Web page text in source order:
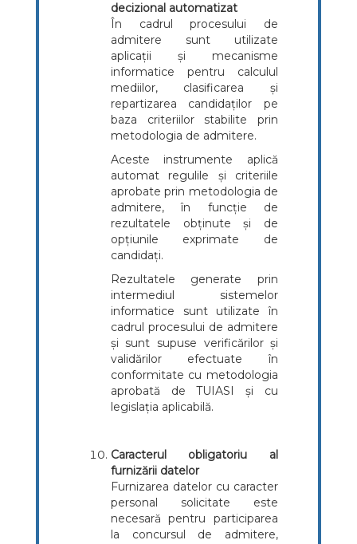
decizional automatizat
În cadrul procesului de
admitere sunt utilizate
aplicații și mecanisme
informatice pentru calculul
mediilor, clasificarea și
repartizarea candidaților pe
baza criteriilor stabilite prin
metodologia de admitere.
Aceste instrumente aplică
automat regulile și criteriile
aprobate prin metodologia de
admitere, în funcție de
rezultatele obținute și de
opțiunile exprimate de
candidați.
Rezultatele generate prin
intermediul sistemelor
informatice sunt utilizate în
cadrul procesului de admitere
și sunt supuse verificărilor și
validărilor efectuate în
conformitate cu metodologia
aprobată de TUIASI și cu
legislația aplicabilă.
Caracterul obligatoriu al
furnizării datelor
Furnizarea datelor cu caracter
personal solicitate este
necesară pentru participarea
la concursul de admitere,